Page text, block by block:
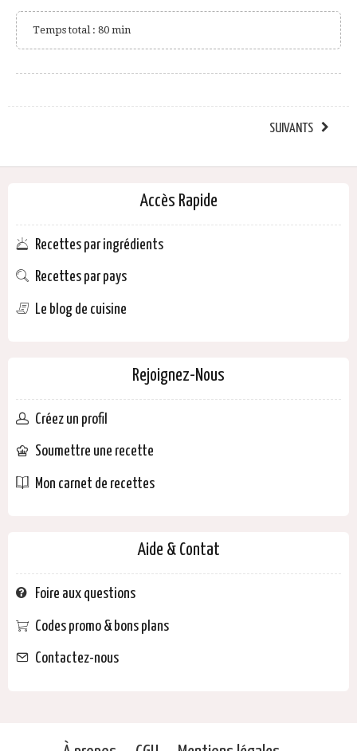
Temps total : 80 min
SUIVANTS
Accès Rapide
Recettes par ingrédients
Recettes par pays
Le blog de cuisine
Rejoignez-Nous
Créez un profil
Soumettre une recette
Mon carnet de recettes
Aide & Contat
Foire aux questions
Codes promo & bons plans
Contactez-nous